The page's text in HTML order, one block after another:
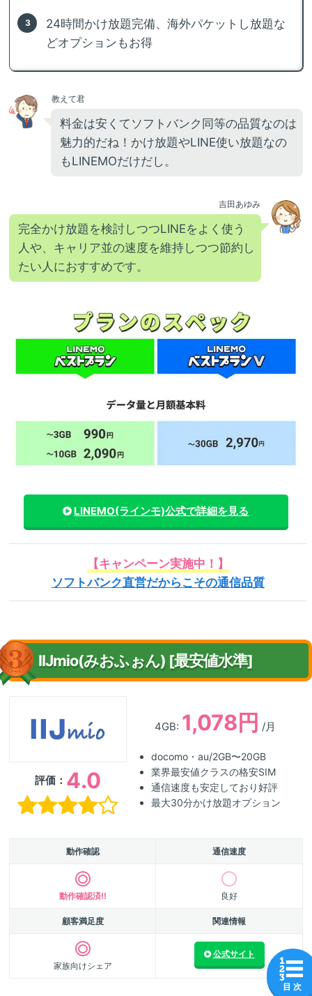
24時間かけ放題完備、海外パケットし放題な
どオプションもお得
教えて君
料金は安くてソフトバンク同等の品質なのは
魅力的だね！かけ放題やLINE使い放題なの
もLINEMOだけだし。
吉田あゆみ
完全かけ放題を検討しつつLINEをよく使う
人や、キャリア並の速度を維持しつつ節約し
たい人におすすめです。
LINEMO(ラインモ)公式で詳細を見る
【キャンペーン実施中！】
ソフトバンク直営だからこその通信品質
IIJmio(みおふぉん) [最安値水準]
評価： 4.0
4GB: 1,078円 /月
docomo・au/2GB〜20GB
業界最安値クラスの格安SIM
通信速度も安定しており好評
最大30分かけ放題オプション
動作確認 通信速度
動作確認済!! 良好
顧客満足度 関連情報
家族向けシェア
公式サイト
目 次